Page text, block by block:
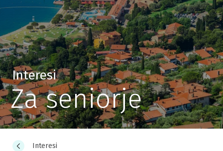
Interesi
Za seniorje
Interesi